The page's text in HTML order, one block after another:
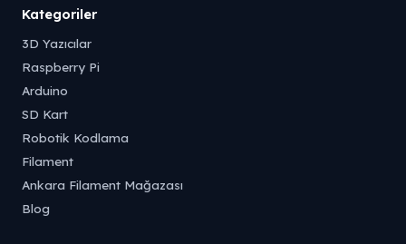
Kategoriler
3D Yazıcılar
Raspberry Pi
Arduino
SD Kart
Robotik Kodlama
Filament
Ankara Filament Mağazası
Blog